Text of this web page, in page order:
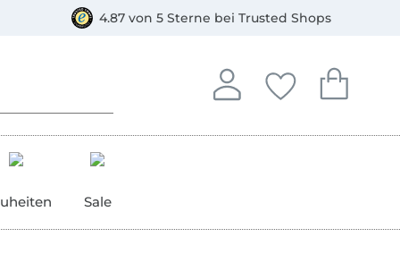
4.87 von 5 Sterne bei Trusted Shops
Anmelden
In deinem Konto
Deine
Du hast keine
Dein
Du hast
Sale